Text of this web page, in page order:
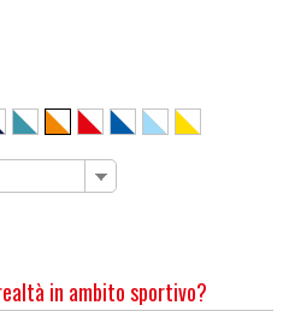
in ambito sportivo?